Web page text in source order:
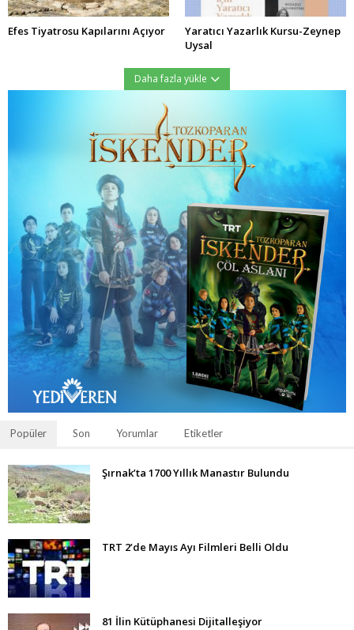
Efes Tiyatrosu Kapılarını Açıyor
Yaratıcı Yazarlık Kursu-Zeynep
Uysal
Daha fazla yükle
Popüler Son Yorumlar Etiketler
Şırnak’ta 1700 Yıllık Manastır Bulundu
TRT 2’de Mayıs Ayı Filmleri Belli Oldu
81 İlin Kütüphanesi Dijitalleşiyor